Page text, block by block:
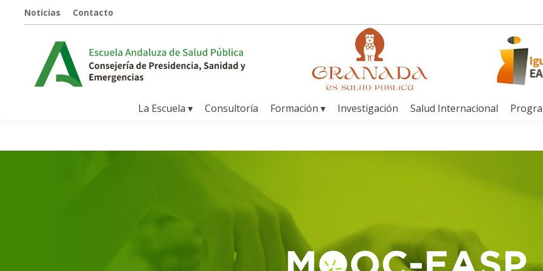
Noticias Contacto
La Escuela ▾ Consultoría Formación ▾ Investigación Salud Internacional